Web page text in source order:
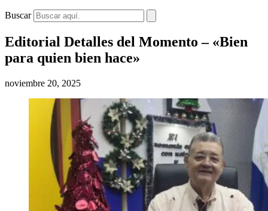
Buscar
Editorial Detalles del Momento – «Bien
para quien bien hace»
noviembre 20, 2025